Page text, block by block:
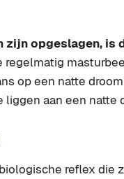
opgeslagen, is
regelmatig
op een natte
aan een natte
reflex die